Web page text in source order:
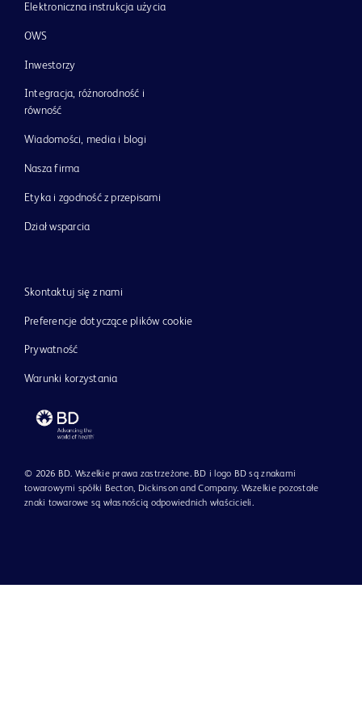
Elektroniczna instrukcja użycia
OWS
Inwestorzy
Integracja, różnorodność i
równość
Wiadomości, media i blogi
Nasza firma
Etyka i zgodność z przepisami
Dział wsparcia
Skontaktuj się z nami
Preferencje dotyczące plików cookie
Prywatność
Warunki korzystania
© 2026 BD. Wszelkie prawa zastrzeżone. BD i logo BD są znakami
towarowymi spółki Becton, Dickinson and Company. Wszelkie pozostałe
znaki towarowe są własnością odpowiednich właścicieli.